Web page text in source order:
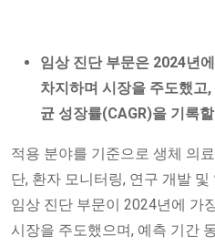
임상 진단 부문은 2024년
차지하며 시장을 주도했고
균 성장률(CAGR)을 기록
적용 분야를 기준으로 생체 의
단, 환자 모니터링, 연구 개발
임상 진단 부문이 2024년에 가
시장을 주도했으며, 예측 기간